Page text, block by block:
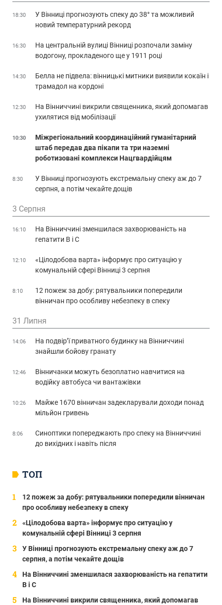
ТОП
12 пожеж за добу: рятувальники попередили вінничан
про особливу небезпеку в спеку
«Цілодобова варта» інформує про ситуацію у
комунальній сфері Вінниці 3 серпня
У Вінниці прогнозують екстремальну спеку аж до 7
серпня, а потім чекайте дощів
На Вінниччині зменшилася захворюваність на гепатити
В і С
На Вінниччині викрили священника, який допомагав
18:30
У Вінниці прогнозують спеку до 38° та можливий
новий температурний рекорд
16:30
На центральній вулиці Вінниці розпочали заміну
водогону, прокладеного ще у 1911 році
14:30
Белла не підвела: вінницькі митники виявили кокаїн і
трамадол на кордоні
12:30
На Вінниччині викрили священника, який допомагав
ухилятися від мобілізації
10:30
Міжрегіональний координаційний гуманітарний
штаб передав два пікапи та три наземні
роботизовані комплекси Нацгвардійцям
8:30
У Вінниці прогнозують екстремальну спеку аж до 7
серпня, а потім чекайте дощів
3 Серпня
16:10
На Вінниччині зменшилася захворюваність на
гепатити В і С
12:10
«Цілодобова варта» інформує про ситуацію у
комунальній сфері Вінниці 3 серпня
8:10
12 пожеж за добу: рятувальники попередили
вінничан про особливу небезпеку в спеку
31 Липня
14:06
На подвір’ї приватного будинку на Вінниччині
знайшли бойову гранату
12:46
Вінничанки можуть безоплатно навчитися на
водійку автобуса чи вантажівки
10:26
Майже 1670 вінничан задекларували доходи понад
мільйон гривень
8:06
Синоптики попереджають про спеку на Вінниччині
до вихідних і навіть після